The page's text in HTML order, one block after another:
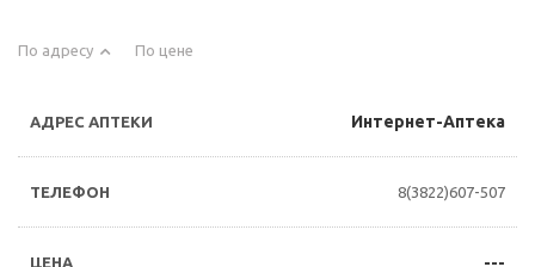
По адресу По цене
Интернет-Аптека
8(3822)607-507
---